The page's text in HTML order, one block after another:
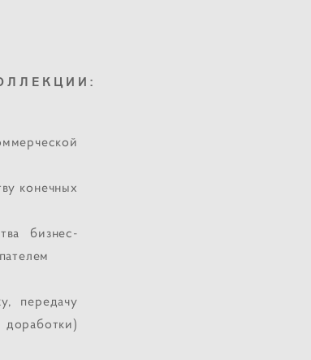
конечных
бизнес-
передачу